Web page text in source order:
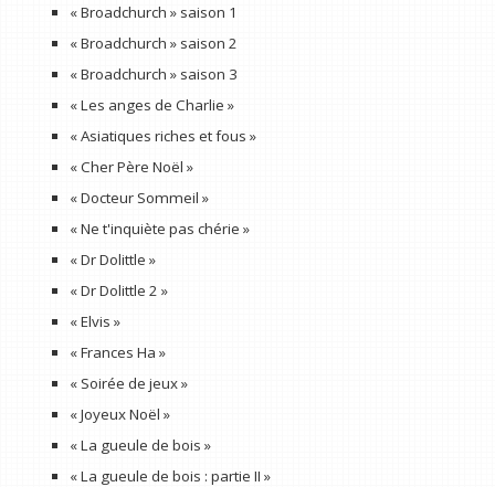
« Broadchurch » saison 1
« Broadchurch » saison 2
« Broadchurch » saison 3
« Les anges de Charlie »
« Asiatiques riches et fous »
« Cher Père Noël »
« Docteur Sommeil »
« Ne t'inquiète pas chérie »
« Dr Dolittle »
« Dr Dolittle 2 »
« Elvis »
« Frances Ha »
« Soirée de jeux »
« Joyeux Noël »
« La gueule de bois »
« La gueule de bois : partie II »